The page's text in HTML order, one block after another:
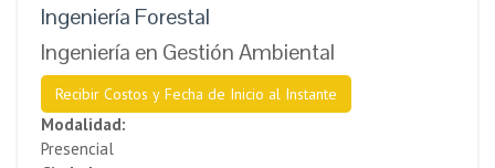
Ingeniería Forestal
Ingeniería en Gestión Ambiental
Recibir Costos y Fecha de Inicio al Instante
Modalidad:
Presencial